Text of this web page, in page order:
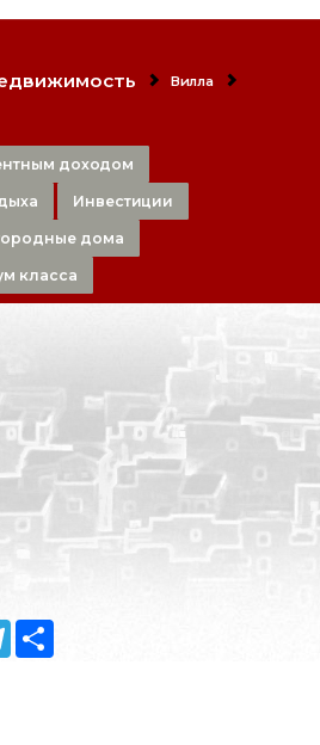
Вилла
доходом
Инвестиции
дома
класса
Telegram